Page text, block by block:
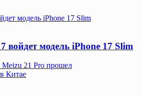
модель iPhone 17 Slim
войдет модель iPhone 17 Slim
21 Pro прошел
Китае